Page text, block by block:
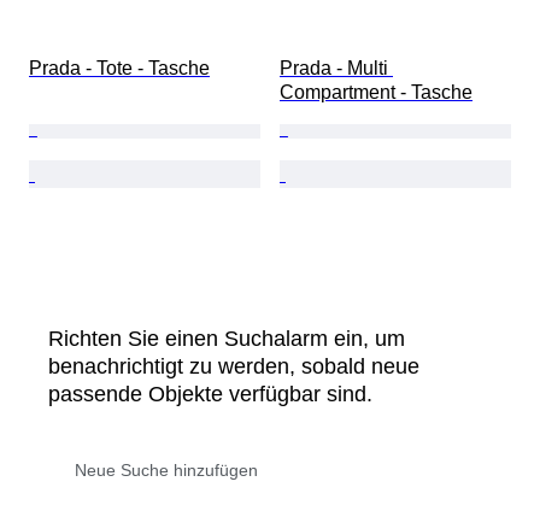
Prada - Tote - Tasche
Prada - Multi
Compartment - Tasche
Richten Sie einen Suchalarm ein, um
benachrichtigt zu werden, sobald neue
passende Objekte verfügbar sind.